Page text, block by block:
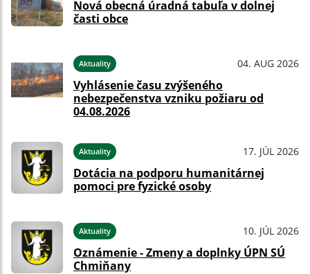
Nová obecná úradná tabuľa v dolnej
časti obce
Aktuality 04. AUG 2026
Vyhlásenie času zvýšeného
nebezpečenstva vzniku požiaru od
04.08.2026
Aktuality 17. JÚL 2026
Dotácia na podporu humanitárnej
pomoci pre fyzické osoby
Aktuality 10. JÚL 2026
Oznámenie - Zmeny a doplnky ÚPN SÚ
Chmiňany